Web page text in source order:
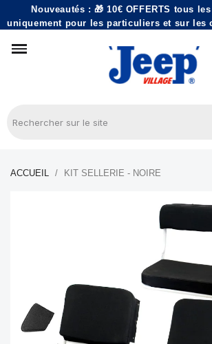
Nouveautés : 🎁 10€ OFFERTS tous
uniquement pour les particuliers et sur les
ACCUEIL KIT SELLERIE - NOIRE